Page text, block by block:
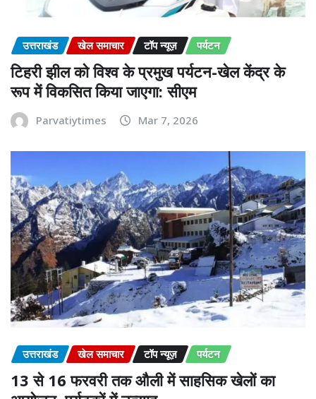
उत्तराखंड खेल समाचार टॉप न्यूज़ पर्यटन
टिहरी झील को विश्व के प्रमुख पर्यटन-खेल केंद्र के
रूप में विकसित किया जाएगा: सीएम
Parvatiytimes Mar 7, 2026
उत्तराखंड खेल समाचार टॉप न्यूज़ पर्यटन
13 से 16 फरवरी तक औली में साहसिक खेलों का